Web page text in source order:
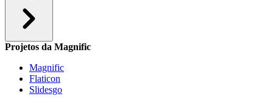
Projetos da Magnific
Magnific
Flaticon
Slidesgo